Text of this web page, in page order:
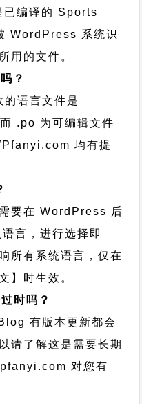
编译的 Sports
WordPress 系统识
用的文件。
？
语言文件是
.po 为可编辑文件
均有提
要在 WordPress 后
言，进行选择即
所有系统语言，仅在
】时生效。
时吗？
有版本更新都会
请了解这是需要长期
对您有